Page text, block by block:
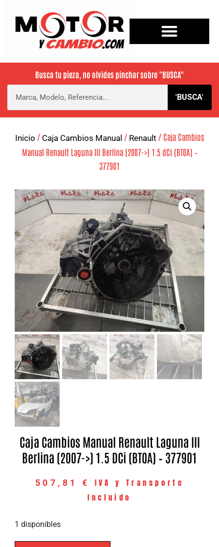
Busca tu pieza, no olvides pinchar sobre "BUSCA"
'BUSCA'
Inicio / Caja Cambios Manual / Renault / Caja Cambios
Manual Renault Laguna III Berlina (2007->) 1.5 dCi (BT0A) –
377901
Caja Cambios Manual Renault Laguna III
Berlina (2007->) 1.5 DCi (BT0A) – 377901
507,81 €
IVA y Transporte
Incluido
1 disponibles